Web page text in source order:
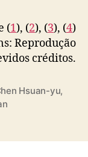
s
s
é
d
o
s
u
(1), (2), (3), (4)
Reprodução
créditos.
Hsuan-yu,